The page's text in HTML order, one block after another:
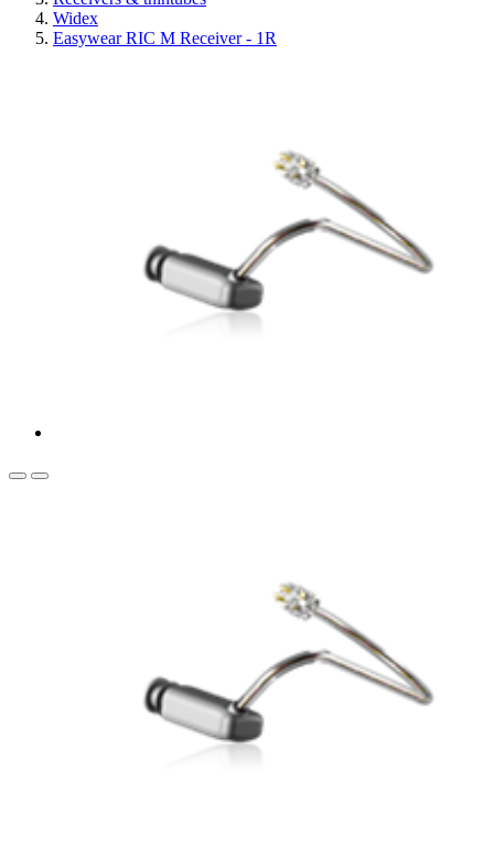
Widex
Easywear RIC M Receiver - 1R